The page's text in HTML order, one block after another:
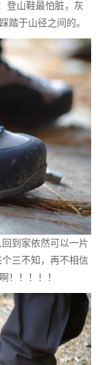
登山鞋最怕脏，灰
踏于山径之间的。
到家依然可以一片
三不知，再不相信
！！！！！